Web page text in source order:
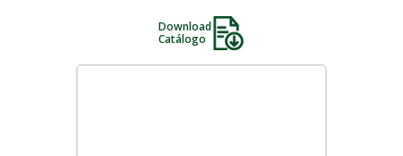
Download
Catálogo